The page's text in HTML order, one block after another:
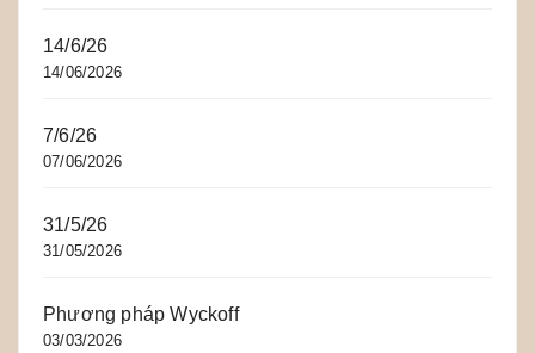
14/6/26
14/06/2026
7/6/26
07/06/2026
31/5/26
31/05/2026
Phương pháp Wyckoff
03/03/2026